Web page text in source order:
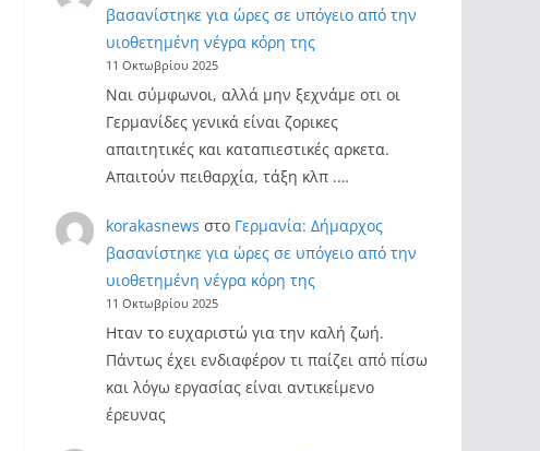
βασανίστηκε για ώρες σε υπόγειο από την
υιοθετημένη νέγρα κόρη της
11 Οκτωβρίου 2025
Ναι σύμφωνοι, αλλά μην ξεχνάμε οτι οι
Γερμανίδες γενικά είναι ζορικες
απαιτητικές και καταπιεστικές αρκετα.
Απαιτούν πειθαρχία, τάξη κλπ .…
korakasnews στο Γερμανία: Δήμαρχος
βασανίστηκε για ώρες σε υπόγειο από την
υιοθετημένη νέγρα κόρη της
11 Οκτωβρίου 2025
Ηταν το ευχαριστώ για την καλή ζωή.
Πάντως έχει ενδιαφέρον τι παίζει από πίσω
και λόγω εργασίας είναι αντικείμενο
έρευνας